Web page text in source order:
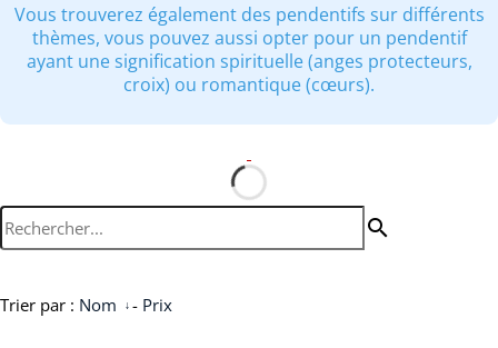
Vous trouverez également des pendentifs sur différents
thèmes, vous pouvez aussi opter pour un pendentif
ayant une signification spirituelle (anges protecteurs,
croix) ou romantique (cœurs).
search
Trier par : Nom - Prix